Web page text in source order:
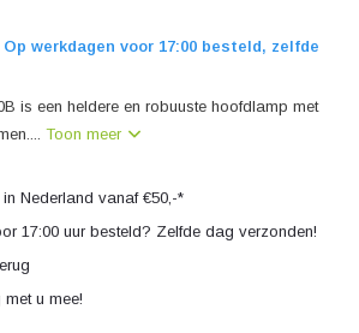
Op werkdagen voor 17:00 besteld, zelfde
is een heldere en robuuste hoofdlamp met
Toon meer
Nederland vanaf €50,-*
17:00 uur besteld? Zelfde dag verzonden!
u mee!